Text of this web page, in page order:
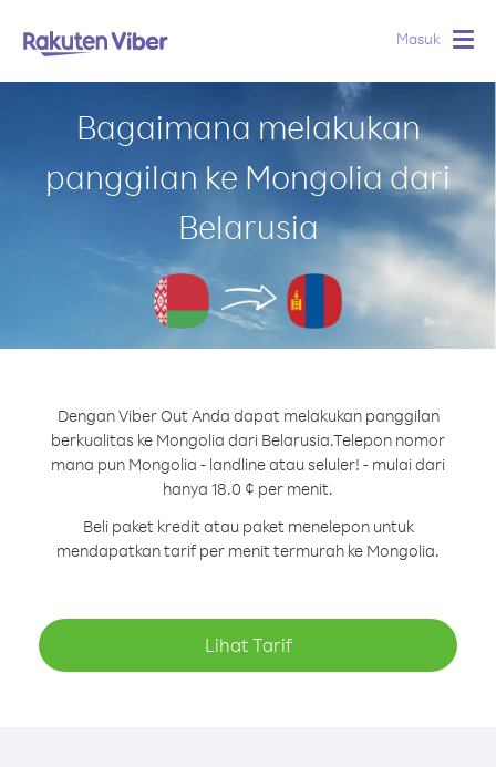
Masuk
Bagaimana melakukan
panggilan ke Mongolia dari
Belarusia
Dengan Viber Out Anda dapat melakukan panggilan
berkualitas ke Mongolia dari Belarusia.Telepon nomor
mana pun Mongolia - landline atau seluler! - mulai dari
hanya 18.0 ¢ per menit.
Beli paket kredit atau paket menelepon untuk
mendapatkan tarif per menit termurah ke Mongolia.
Lihat Tarif